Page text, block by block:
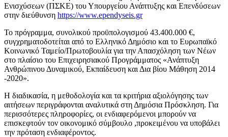
Ενισχύσεων (ΠΣΚΕ) του Υπουργείου Ανάπτυξης και Επενδύσεων
στην διεύθυνση https://www.ependyseis.gr
Το πρόγραμμα, συνολικού προϋπολογισμού 43.400.000 €,
συγχρηματοδοτείται από το Ελληνικό Δημόσιο και το Ευρωπαϊκό
Κοινωνικό Ταμείο/Πρωτοβουλία για την Απασχόληση των Νέων
στο πλαίσιο του Επιχειρησιακού Προγράμματος «Ανάπτυξη
Ανθρώπινου Δυναμικού, Εκπαίδευση και Δια βίου Μάθηση 2014
-2020».
Η διαδικασία, η μεθοδολογία και τα κριτήρια αξιολόγησης των
αιτήσεων περιγράφονται αναλυτικά στη Δημόσια Πρόσκληση. Για
περισσότερες πληροφορίες, οι ενδιαφερόμενοι μπορούν να
επισκεφτούν τον οικονομικό σύμβουλο ,προκειμένου να υποβάλει
την πρόταση ενδιαφέροντος.